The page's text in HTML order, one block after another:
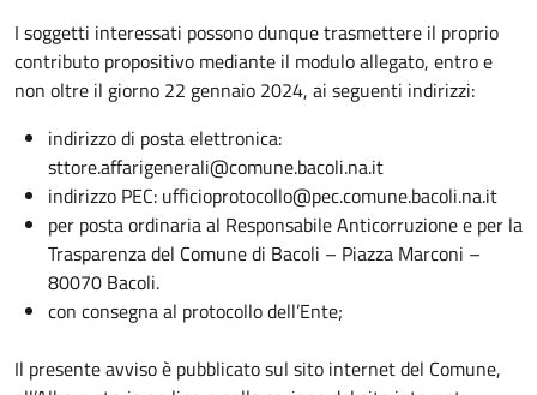
I soggetti interessati possono dunque trasmettere il proprio
contributo propositivo mediante il modulo allegato, entro e
non oltre il giorno 22 gennaio 2024, ai seguenti indirizzi:
indirizzo di posta elettronica:
sttore.affarigenerali@comune.bacoli.na.it
indirizzo PEC: ufficioprotocollo@pec.comune.bacoli.na.it
per posta ordinaria al Responsabile Anticorruzione e per la
Trasparenza del Comune di Bacoli – Piazza Marconi –
80070 Bacoli.
con consegna al protocollo dell’Ente;
Il presente avviso è pubblicato sul sito internet del Comune,